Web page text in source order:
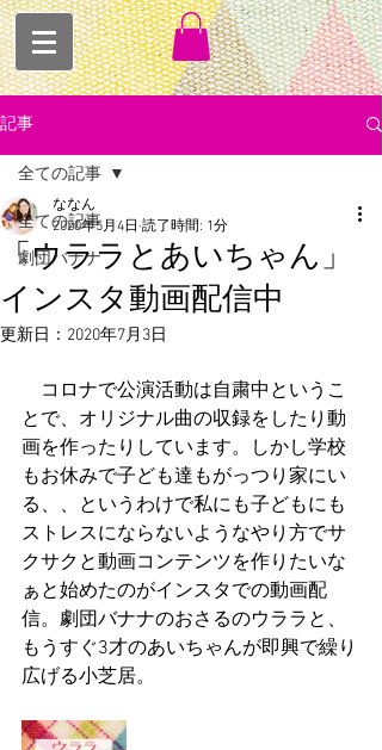
記事
全ての記事
劇団バナナ
全ての記事
「ウララとあいちゃん」
インスタ動画配信中
ななん
2020年5月4日 読了時間: 1分
更新日： 2020年7月3日
コロナで公演活動は自粛中というこ
とで、オリジナル曲の収録をしたり動
画を作ったりしています。しかし学校
もお休みで子ども達もがっつり家にい
る、、というわけで私にも子どもにも
ストレスにならないようなやり方でサ
クサクと動画コンテンツを作りたいな
ぁと始めたのがインスタでの動画配
信。劇団バナナのおさるのウララと、
もうすぐ3才のあいちゃんが即興で繰り
広げる小芝居。